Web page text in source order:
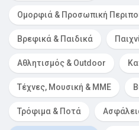
Ομορφιά & Προσωπική
Βρεφικά & Παιδικά
Αθλητισμός & Outdoor
Τέχνες, Μουσική & ΜΜΕ
Τρόφιμα & Ποτά